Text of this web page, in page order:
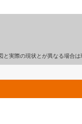
実際の現状とが異なる場合は